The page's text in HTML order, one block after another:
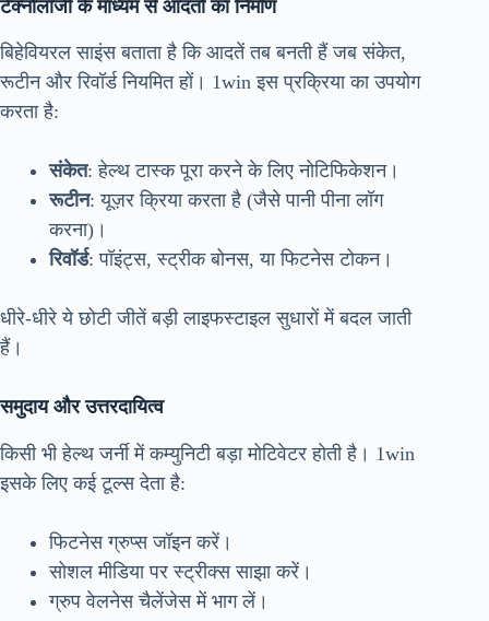
टेक्नोलॉजी के माध्यम से आदतों का निर्माण
बिहेवियरल साइंस बताता है कि आदतें तब बनती हैं जब संकेत,
रूटीन और रिवॉर्ड नियमित हों। 1win इस प्रक्रिया का उपयोग
करता है:
संकेत: हेल्थ टास्क पूरा करने के लिए नोटिफिकेशन।
रूटीन: यूज़र क्रिया करता है (जैसे पानी पीना लॉग
करना)।
रिवॉर्ड: पॉइंट्स, स्ट्रीक बोनस, या फिटनेस टोकन।
धीरे-धीरे ये छोटी जीतें बड़ी लाइफस्टाइल सुधारों में बदल जाती
हैं।
समुदाय और उत्तरदायित्व
किसी भी हेल्थ जर्नी में कम्युनिटी बड़ा मोटिवेटर होती है। 1win
इसके लिए कई टूल्स देता है:
फिटनेस ग्रुप्स जॉइन करें।
सोशल मीडिया पर स्ट्रीक्स साझा करें।
ग्रुप वेलनेस चैलेंजेस में भाग लें।